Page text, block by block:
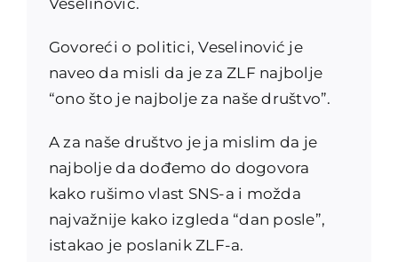
Govoreći o politici, Veselinović je
naveo da misli da je za ZLF najbolje
“ono što je najbolje za naše društvo”.
A za naše društvo je ja mislim da je
najbolje da dođemo do dogovora
kako rušimo vlast SNS-a i možda
najvažnije kako izgleda “dan posle”,
istakao je poslanik ZLF-a.